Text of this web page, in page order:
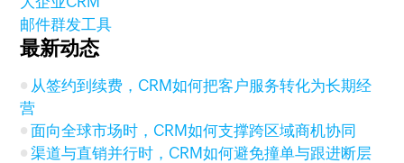
邮件群发工具
最新动态
从签约到续费，CRM如何把客户服务转化为长期经
营
面向全球市场时，CRM如何支撑跨区域商机协同
渠道与直销并行时，CRM如何避免撞单与跟进断层